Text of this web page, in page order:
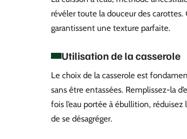
révéler toute la douceur des
garantissent une texture parfaite.
Utilisation de la casserole
Le choix de la casserole est
sans être entassées. Remplissez-la
fois l’eau portée à ébullition,
de se désagréger.